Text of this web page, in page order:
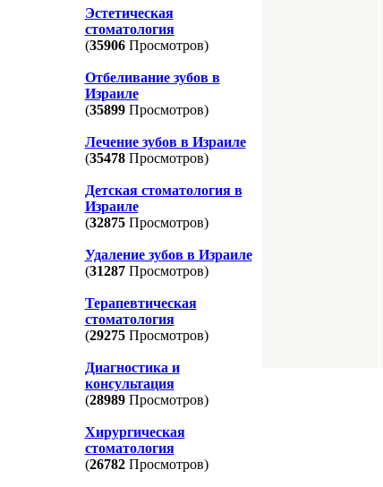
Эстетическая
стоматология
(35906Просмотров)
Отбеливание зубов в
Израиле
(35899Просмотров)
Лечение зубов в Израиле
(35478Просмотров)
Детская стоматология в
Израиле
(32875Просмотров)
Удаление зубов в Израиле
(31287Просмотров)
Терапевтическая
стоматология
(29275Просмотров)
Диагностика и
консультация
(28989Просмотров)
Хирургическая
стоматология
(26782Просмотров)